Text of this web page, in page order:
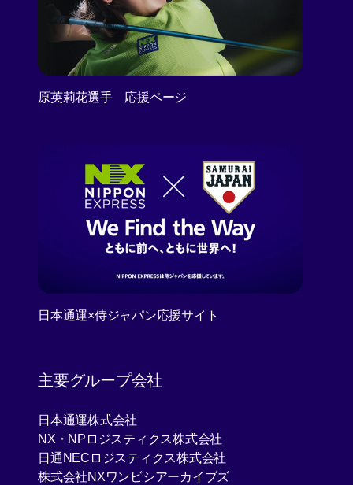
原英莉花選手 応援ページ
日本通運×侍ジャパン応援サイト
主要グループ会社
日本通運株式会社
NX・NPロジスティクス株式会社
日通NECロジスティクス株式会社
株式会社NXワンビシアーカイブズ